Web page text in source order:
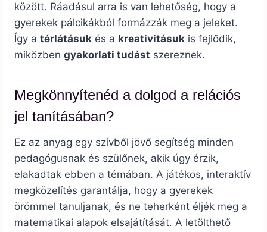
között. Ráadásul arra is van lehetőség, hogy a
gyerekek pálcikákból formázzák meg a jeleket.
Így a térlátásuk és a kreativitásuk is fejlődik,
miközben gyakorlati tudást szereznek.
Megkönnyítenéd a dolgod a relációs
jel tanításában?
Ez az anyag egy szívből jövő segítség minden
pedagógusnak és szülőnek, akik úgy érzik,
elakadtak ebben a témában. A játékos, interaktív
megközelítés garantálja, hogy a gyerekek
örömmel tanuljanak, és ne teherként éljék meg a
matematikai alapok elsajátítását. A letölthető